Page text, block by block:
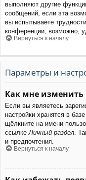
выполняют другие
сообщений, если эта
вы испытываете
конференции, возможно,
Вернуться к началу
Параметры и
Как мне
Если вы являетесь
настройки хранятся в
щёлкните на имени
ссылкеЛичный раздел.
и предпочтения.
Вернуться к началу